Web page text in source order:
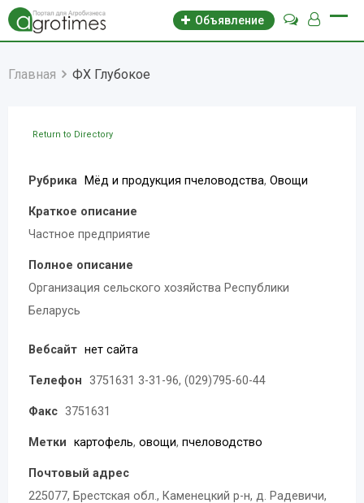
Объявление
Главная ФХ Глубокое
Return to Directory
Рубрика Мёд и продукция пчеловодства, Овощи
Краткое описание
Частное предприятие
Полное описание
Организация сельского хозяйства Республики
Беларусь
Вебсайт нет сайта
Телефон 3751631 3-31-96, (029)795-60-44
Факс 3751631
Метки картофель, овощи, пчеловодство
Почтовый адрес
225077, Брестская обл., Каменецкий р-н, д. Радевичи,